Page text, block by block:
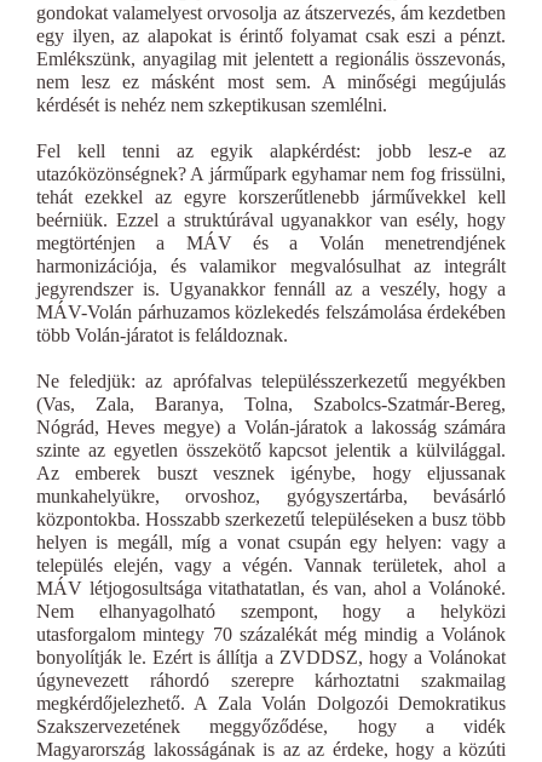
gondokat valamelyest orvosolja az átszervezés, ám kezdetben
egy ilyen, az alapokat is érintő folyamat csak eszi a pénzt.
Emlékszünk, anyagilag mit jelentett a regionális összevonás,
nem lesz ez másként most sem. A minőségi megújulás
kérdését is nehéz nem szkeptikusan szemlélni.
Fel kell tenni az egyik alapkérdést: jobb lesz-e az
utazóközönségnek? A járműpark egyhamar nem fog frissülni,
tehát ezekkel az egyre korszerűtlenebb járművekkel kell
beérniük. Ezzel a struktúrával ugyanakkor van esély, hogy
megtörténjen a MÁV és a Volán menetrendjének
harmonizációja, és valamikor megvalósulhat az integrált
jegyrendszer is. Ugyanakkor fennáll az a veszély, hogy a
MÁV-Volán párhuzamos közlekedés felszámolása érdekében
több Volán-járatot is feláldoznak.
Ne feledjük: az aprófalvas településszerkezetű megyékben
(Vas, Zala, Baranya, Tolna, Szabolcs-Szatmár-Bereg,
Nógrád, Heves megye) a Volán-járatok a lakosság számára
szinte az egyetlen összekötő kapcsot jelentik a külvilággal.
Az emberek buszt vesznek igénybe, hogy eljussanak
munkahelyükre, orvoshoz, gyógyszertárba, bevásárló
központokba. Hosszabb szerkezetű településeken a busz több
helyen is megáll, míg a vonat csupán egy helyen: vagy a
település elején, vagy a végén. Vannak területek, ahol a
MÁV létjogosultsága vitathatatlan, és van, ahol a Volánoké.
Nem elhanyagolható szempont, hogy a helyközi
utasforgalom mintegy 70 százalékát még mindig a Volánok
bonyolítják le. Ezért is állítja a ZVDDSZ, hogy a Volánokat
úgynevezett ráhordó szerepre kárhoztatni szakmailag
megkérdőjelezhető. A Zala Volán Dolgozói Demokratikus
Szakszervezetének meggyőződése, hogy a vidék
Magyarország lakosságának is az az érdeke, hogy a közúti